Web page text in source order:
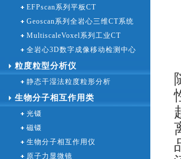
EFPscan系列平板CT
Geoscan系列全岩心三维CT系统
MultiscaleVoxel系列工业CT
全岩心3D数字成像移动检测中心
粒度粒型分析仪
静态干湿法粒度粒形分析
生物分子相互作用类
光镊
磁镊
生物分子相互作用仪
原子力显微镜